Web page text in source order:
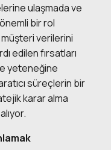
ulaşmada ve
bir rol
müşteri verilerini
edilen fırsatları
yeteneğine
süreçlerin bir
karar alma